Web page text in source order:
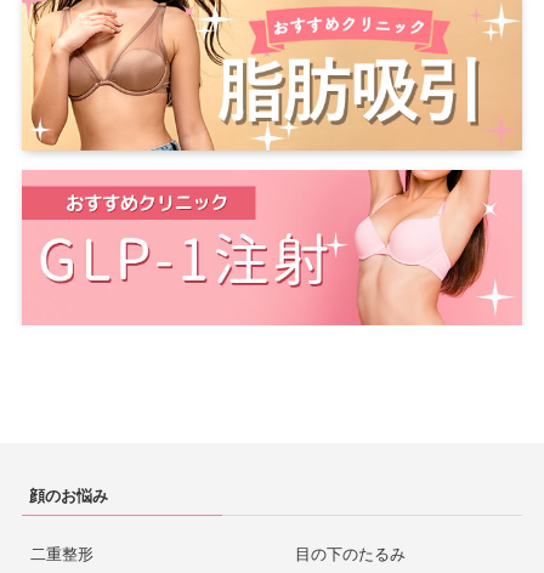
顔のお悩み
二重整形 目の下のたるみ